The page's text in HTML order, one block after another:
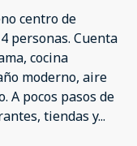
centro de
personas. Cuenta
cocina
moderno, aire
A pocos pasos de
tiendas y...